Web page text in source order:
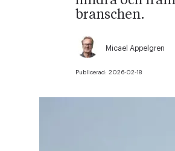
branschen.
Micael Appelgren
Publicerad: 2026-02-18